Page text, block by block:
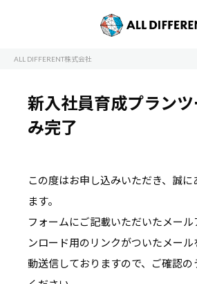
ALL DIFFERENT株式会社
新入社員育成プラン
み完了
この度はお申し込みいただき、誠に
ます。
フォームにご記載いただいたメール
ンロード用のリンクがついたメール
動送信しておりますので、ご確認の